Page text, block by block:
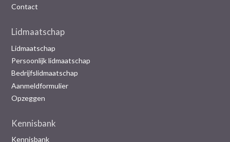
Contact
Lidmaatschap
Lidmaatschap
Persoonlijk lidmaatschap
Bedrijfslidmaatschap
Aanmeldformulier
Opzeggen
Kennisbank
Kennisbank